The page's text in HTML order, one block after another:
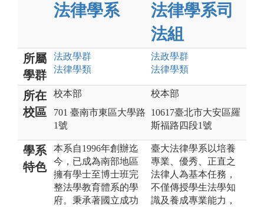
法律學系
法律學系司
法組
所屬
學群
法政學群
法律學類
法政學群
法律學類
所在
校區
校本部
701 臺南市東區大學路
1號
校本部
10617臺北市大安區羅
斯福路四段1號
學系
特色
本系自1996年創辦迄
今，已成為南部地區
擁有學士至博士班完
整法學教育體系的學
府。秉承著國立成功
臺大法律學系以培養
專業、優秀、正直之
法律人為基本任務，
不僅傳授學生法學知
識及養成專業能力，